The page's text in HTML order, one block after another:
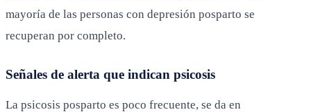
mayoría de las personas con depresión posparto se
recuperan por completo.
Señales de alerta que indican psicosis
La psicosis posparto es poco frecuente, se da en